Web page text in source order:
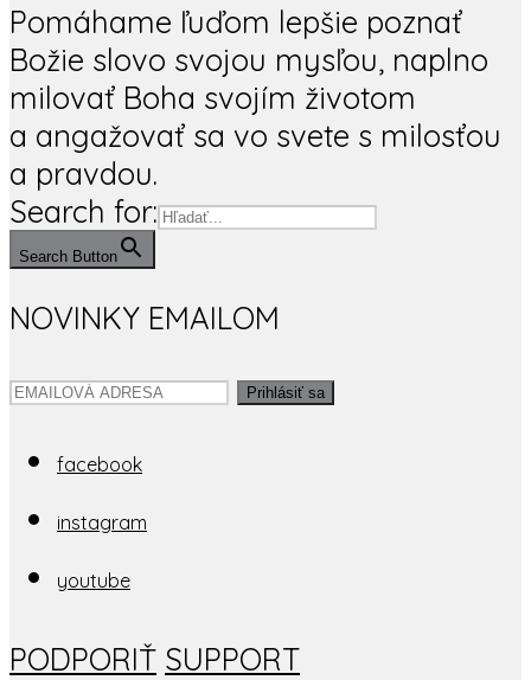
Pomáhame ľuďom lepšie poznať
Božie slovo svojou mysľou, naplno
milovať Boha svojím životom
a angažovať sa vo svete s milosťou
a pravdou.
Search for:
Search Button
NOVINKY EMAILOM
Prihlásiť sa
facebook
instagram
youtube
PODPORIŤ SUPPORT